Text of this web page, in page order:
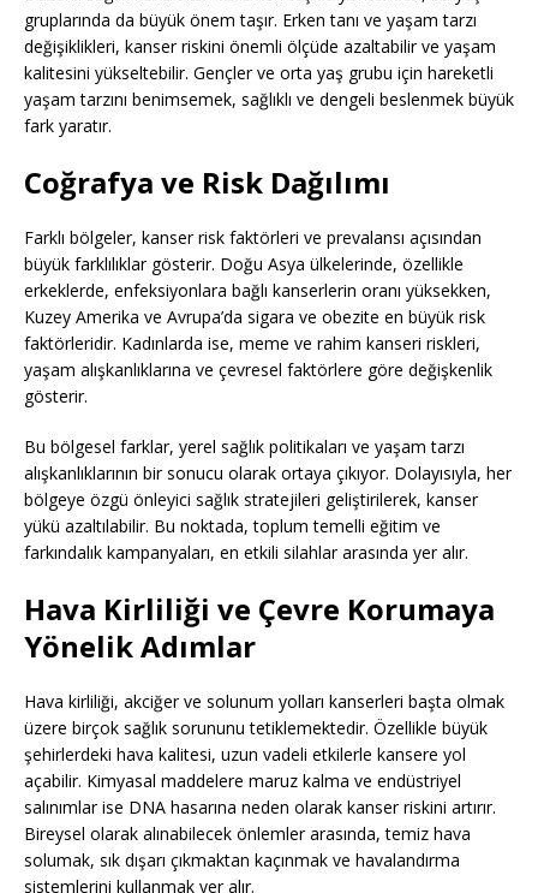
gruplarında da büyük önem taşır. Erken tanı ve yaşam tarzı
değişiklikleri, kanser riskini önemli ölçüde azaltabilir ve yaşam
kalitesini yükseltebilir. Gençler ve orta yaş grubu için hareketli
yaşam tarzını benimsemek, sağlıklı ve dengeli beslenmek büyük
fark yaratır.
Coğrafya ve Risk Dağılımı
Farklı bölgeler, kanser risk faktörleri ve prevalansı açısından
büyük farklılıklar gösterir. Doğu Asya ülkelerinde, özellikle
erkeklerde, enfeksiyonlara bağlı kanserlerin oranı yüksekken,
Kuzey Amerika ve Avrupa’da sigara ve obezite en büyük risk
faktörleridir. Kadınlarda ise, meme ve rahim kanseri riskleri,
yaşam alışkanlıklarına ve çevresel faktörlere göre değişkenlik
gösterir.
Bu bölgesel farklar, yerel sağlık politikaları ve yaşam tarzı
alışkanlıklarının bir sonucu olarak ortaya çıkıyor. Dolayısıyla, her
bölgeye özgü önleyici sağlık stratejileri geliştirilerek, kanser
yükü azaltılabilir. Bu noktada, toplum temelli eğitim ve
farkındalık kampanyaları, en etkili silahlar arasında yer alır.
Hava Kirliliği ve Çevre Korumaya
Yönelik Adımlar
Hava kirliliği, akciğer ve solunum yolları kanserleri başta olmak
üzere birçok sağlık sorununu tetiklemektedir. Özellikle büyük
şehirlerdeki hava kalitesi, uzun vadeli etkilerle kansere yol
açabilir. Kimyasal maddelere maruz kalma ve endüstriyel
salınımlar ise DNA hasarına neden olarak kanser riskini artırır.
Bireysel olarak alınabilecek önlemler arasında, temiz hava
solumak, sık dışarı çıkmaktan kaçınmak ve havalandırma
sistemlerini kullanmak yer alır.